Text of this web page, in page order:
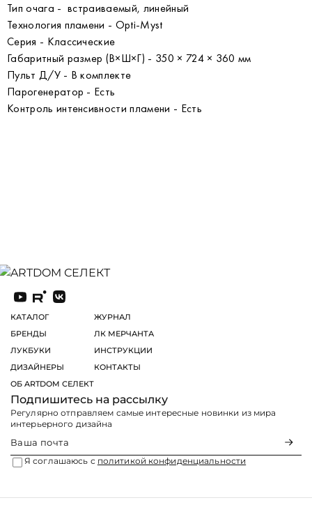
Тип очага - встраиваемый, линейный
Технология пламени - Opti-Myst
Серия - Классические
Габаритный размер (В×Ш×Г) - 350 × 724 × 360 мм
Пульт Д/У - В комплекте
Парогенератор - Есть
Контроль интенсивности пламени - Есть
КАТАЛОГ
БРЕНДЫ
ЛУКБУКИ
ДИЗАЙНЕРЫ
ОБ ARTDOM СЕЛЕКТ
ЖУРНАЛ
ЛК МЕРЧАНТА
ИНСТРУКЦИИ
КОНТАКТЫ
Подпишитесь на рассылку
Регулярно отправляем самые интересные новинки из мира
интерьерного дизайна
Я соглашаюсь с политикой конфиденциальности